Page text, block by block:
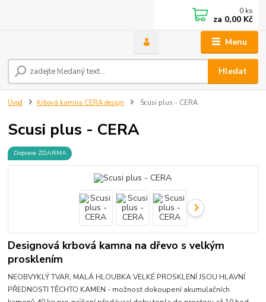
Menu
Hledat
0 ks
za 0,00 Kč
Úvod Krbová kamna CERA design Scusi plus - CERA
Scusi plus - CERA
Doprava ZDARMA
Designová krbová kamna na dřevo s velkým
prosklením
NEOBVYKLÝ TVAR, MALÁ HLOUBKA VELKÉ PROSKLENÍ JSOU HLAVNÍ
PŘEDNOSTI TĚCHTO KAMEN - možnost dokoupení akumulačních